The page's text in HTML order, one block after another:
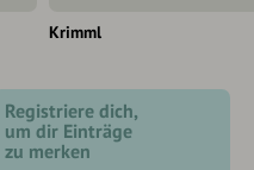
Krimml
Registriere dich,
um dir Einträge
zu merken